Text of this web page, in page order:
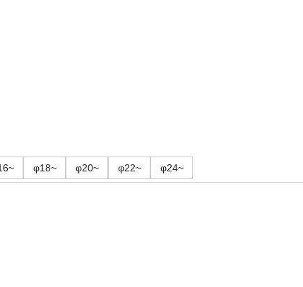
φ18~ φ20~ φ22~ φ24~